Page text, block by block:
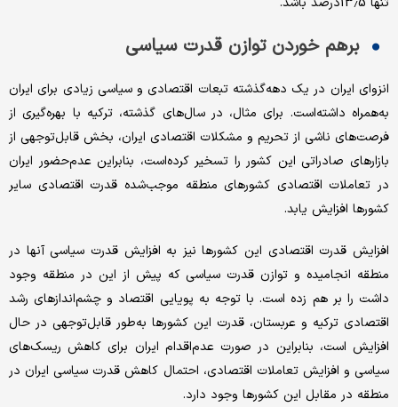
برهم خوردن توازن قدرت سیاسی
انزوای ایران در یک دهه‌گذشته تبعات اقتصادی و سیاسی زیادی برای ایران
به‌همراه داشته‌است. برای مثال، در سال‌های گذشته، ترکیه با بهره‌‌‌‌‌گیری از
فرصت‌های ناشی از تحریم و مشکلات اقتصادی ایران، بخش قابل‌توجهی از
بازارهای صادراتی این کشور را تسخیر کرده‌است، بنابراین عدم‌حضور ایران
در تعاملات اقتصادی کشورهای منطقه موجب‌شده قدرت اقتصادی سایر
کشورها افزایش یابد.
افزایش قدرت اقتصادی این کشورها نیز به افزایش قدرت سیاسی آنها در
منطقه انجامیده و توازن قدرت سیاسی که پیش از این در منطقه وجود
داشت را بر هم زده است. با توجه به پویایی اقتصاد و چشم‌‌‌‌‌اندازهای رشد
اقتصادی ترکیه و عربستان، قدرت این کشورها به‌‌‌‌‌طور قابل‌توجهی در حال
افزایش است، بنابراین در صورت عدم‌اقدام ایران برای کاهش ریسک‌های
سیاسی و افزایش تعاملات اقتصادی، احتمال کاهش قدرت سیاسی ایران در
منطقه در مقابل این کشورها وجود دارد.